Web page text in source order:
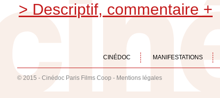
> Descriptif, commentaire +
CINÉDOC MANIFESTATIONS
© 2015 - Cinédoc Paris Films Coop - Mentions légales